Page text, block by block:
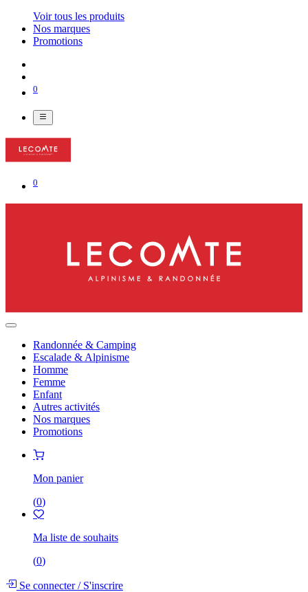
Voir tous les produits
Nos marques
Promotions
0
0
Randonnée & Camping
Escalade & Alpinisme
Homme
Femme
Enfant
Autres activités
Nos marques
Promotions
Mon panier
(0)
Ma liste de souhaits
(0)
Se connecter/S'inscrire